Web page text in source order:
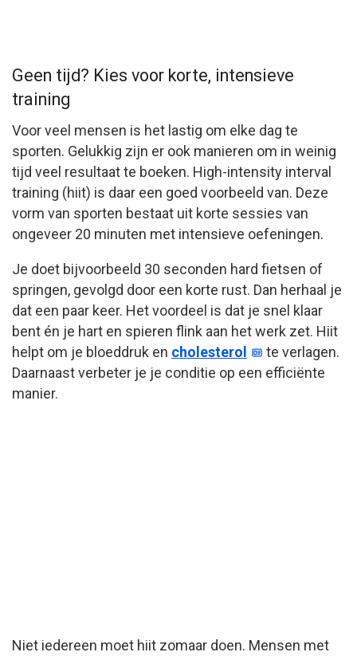
Geen tijd? Kies voor korte, intensieve
training
Voor veel mensen is het lastig om elke dag te
sporten. Gelukkig zijn er ook manieren om in weinig
tijd veel resultaat te boeken. High-intensity interval
training (hiit) is daar een goed voorbeeld van. Deze
vorm van sporten bestaat uit korte sessies van
ongeveer 20 minuten met intensieve oefeningen.
Je doet bijvoorbeeld 30 seconden hard fietsen of
springen, gevolgd door een korte rust. Dan herhaal je
dat een paar keer. Het voordeel is dat je snel klaar
bent én je hart en spieren flink aan het werk zet. Hiit
helpt om je bloeddruk en cholesterol
te verlagen.
Daarnaast verbeter je je conditie op een efficiënte
manier.
Niet iedereen moet hiit zomaar doen. Mensen met